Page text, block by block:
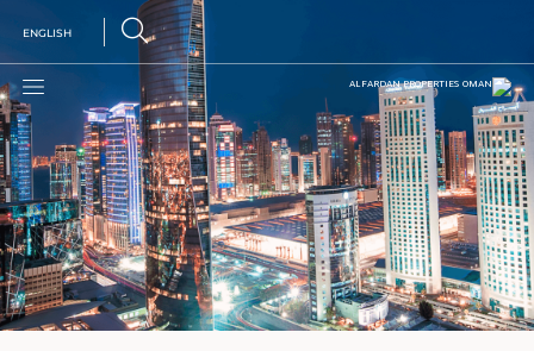
content
ENGLISH